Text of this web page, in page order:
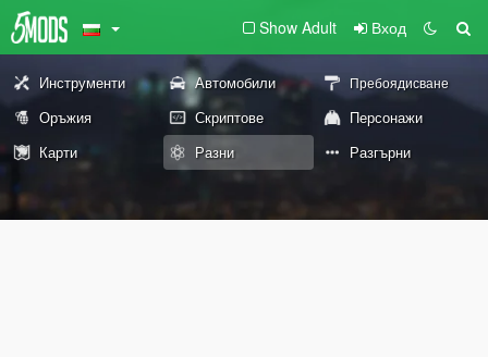
Show Adult Вход
Инструменти Автомобили Пребоядисване
Оръжия Скриптове
Персонажи
Карти
Разни Разгърни